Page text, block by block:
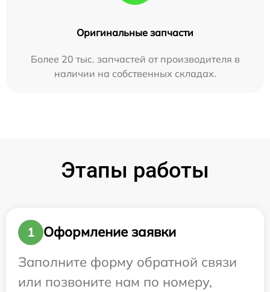
Оригинальные запчасти
Более 20 тыс. запчастей от производителя в
наличии на собственных складах.
Этапы работы
1
Оформление заявки
Заполните форму обратной связи
или позвоните нам по номеру,